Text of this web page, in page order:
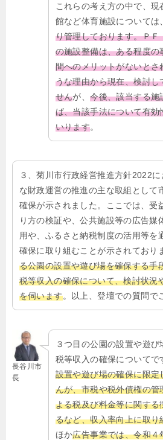
これらの考え方の中で、
館など体育施設については、
り管理しております。Ｐ
の施設整備は、ある程度
間へのメリットがないと
うな理由から現在、検討
せんが、今後、該当する施
ば、当該手法について有
いります。
３、菊川市行政経営推進方針2022
な財政運営の推進の主な取組として
確保が示されました。ここでは、受
り方の検証や、公共施設等の広告媒
用や、ふるさと納税制度の活用等を
確保に取り組むことが示されており
る公園の設置や遊び場を確保する手
税等収入の確保について、検討状況
を伺います。以上、登壇での質問で
長谷川市
長
３つ目の公園の設置や遊
税等収入の確保についてで
設置や遊び場の確保に限
んが、市税や税外債権の
よる税及び料金等に関す
るなど、収入率向上に取り
ほか広告事業では、令和４